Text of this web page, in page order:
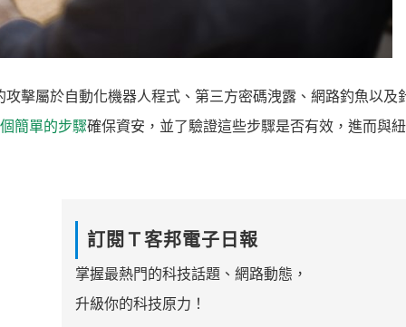
擊屬於自動化機器人程式、第三方密碼洩露、網路釣魚以及
簡單的步驟確保資安，並了驗證這些步驟是否有效，進而與
訂閱Ｔ客邦電子日報
掌握最熱門的科技話題、網路動態，
升級你的科技原力！